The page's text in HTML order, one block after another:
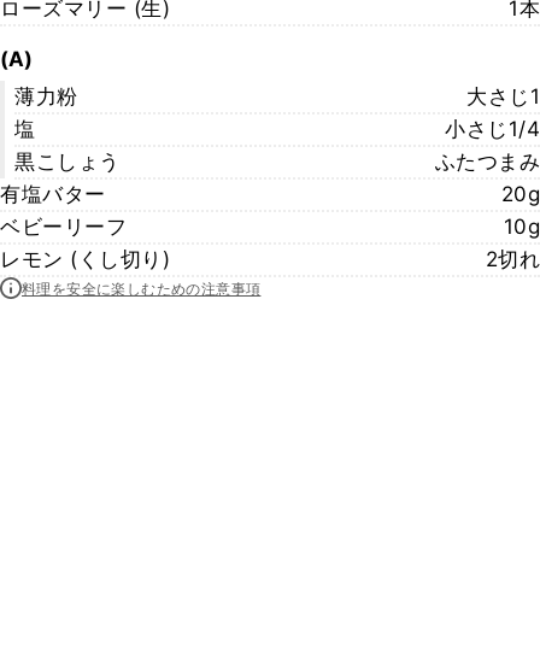
ローズマリー (生)
1本
(A)
薄力粉
大さじ1
塩
小さじ1/4
黒こしょう
ふたつまみ
有塩バター
20g
ベビーリーフ
10g
レモン (くし切り)
2切れ
料理を安全に楽しむための注意事項